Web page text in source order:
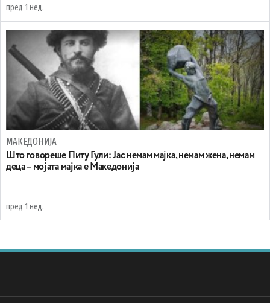
пред 1 нед.
МАКЕДОНИЈА
Што говореше Питу Гули: Јас немам мајка, немам жена, немам
деца – мојата мајка е Македонија
пред 1 нед.